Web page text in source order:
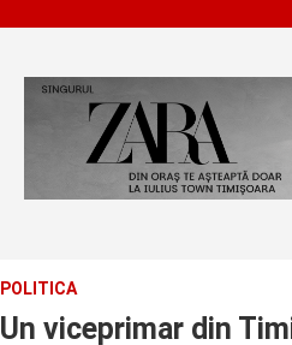
POLITICA
Un viceprimar din